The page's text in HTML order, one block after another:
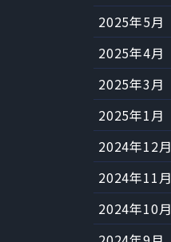
2025年5月
2025年4月
2025年3月
2025年1月
2024年12月
2024年11月
2024年10月